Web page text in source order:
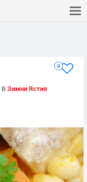
0
ВЗимни Ястия